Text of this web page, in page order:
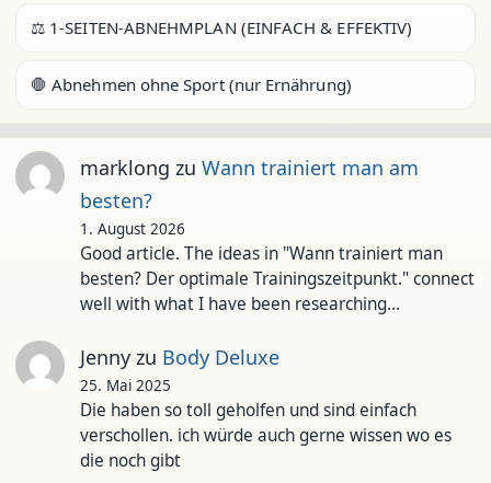
⚖️ 1-SEITEN-ABNEHMPLAN (EINFACH & EFFEKTIV)
🛑 Abnehmen ohne Sport (nur Ernährung)
marklong zu Wann trainiert man am
besten?
1. August 2026
Good article. The ideas in "Wann trainiert man
besten? Der optimale Trainingszeitpunkt." connect
well with what I have been researching…
Jennyzu Body Deluxe
25. Mai 2025
Die haben so toll geholfen und sind einfach
verschollen. ich würde auch gerne wissen wo es
die noch gibt